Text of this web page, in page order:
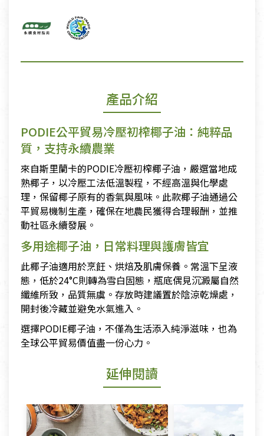
產品介紹
PODIE公平貿易冷壓初榨椰子油：純粹品
質，支持永續農業
來自斯里蘭卡的PODIE冷壓初榨椰子油，嚴選當地成
熟椰子，以冷壓工法低溫製程，不經高溫與化學處
理，保留椰子原有的香氣與風味。此款椰子油通過公
平貿易機制生產，確保在地農民獲得合理報酬，並推
動社區永續發展。
多用途椰子油，日常料理與護膚皆宜
此椰子油適用於烹飪、烘焙及肌膚保養。常溫下呈液
態，低於24°C則轉為雪白固態，瓶底偶見沉澱屬自然
纖維所致，品質無虞。存放時建議置於陰涼乾燥處，
開封後冷藏並避免水氣進入。
選擇PODIE椰子油，不僅為生活添入純淨滋味，也為
全球公平貿易價值盡一份心力。
延伸閱讀